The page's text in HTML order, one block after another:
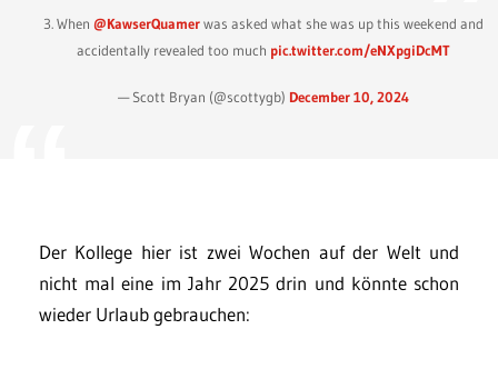
3. When @KawserQuamerwas asked what she was up this weekend and
accidentally revealed too much pic.twitter.com/eNXpgiDcMT
— Scott Bryan (@scottygb) December 10, 2024
Der Kollege hier ist zwei Wochen auf der Welt und
nicht mal eine im Jahr 2025 drin und könnte schon
wieder Urlaub gebrauchen: